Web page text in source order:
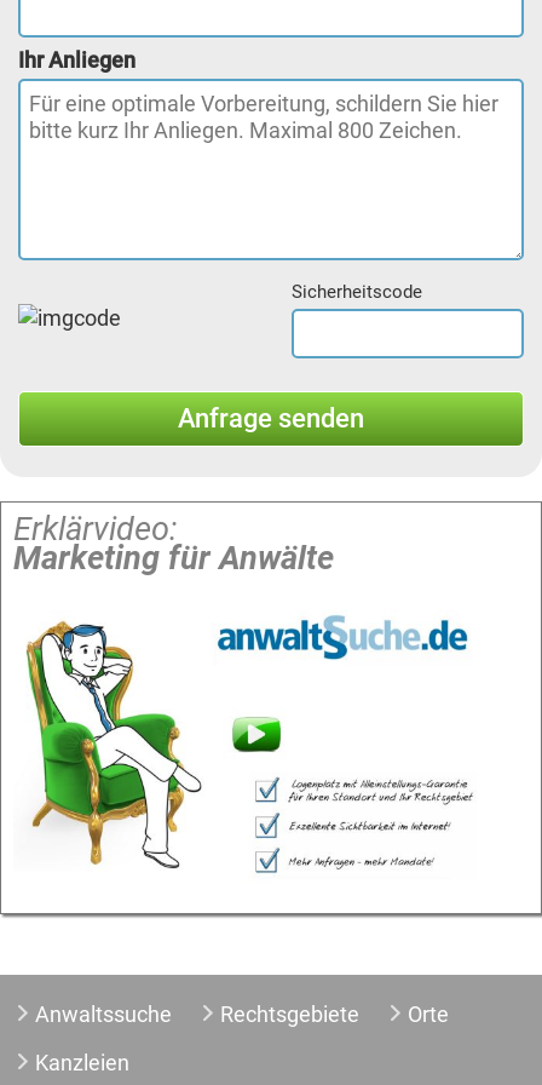
Ihr Anliegen
Sicherheitscode
Erklärvideo:
Marketing für Anwälte
Anwaltssuche Rechtsgebiete
Orte
Kanzleien